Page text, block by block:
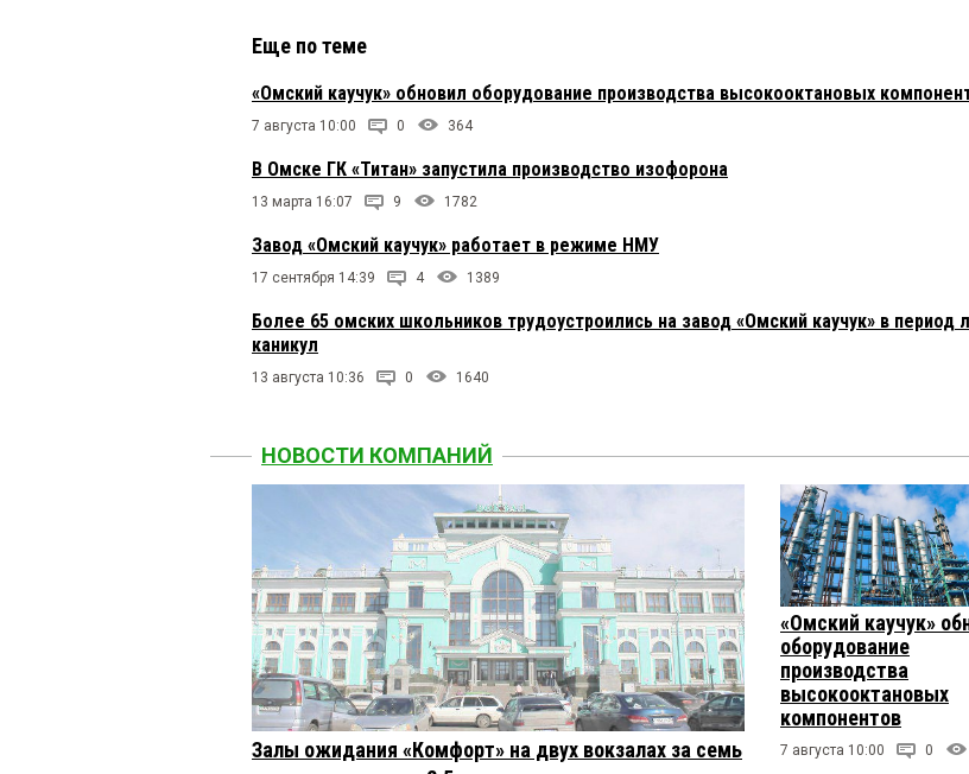
Еще по теме
«Омский каучук» обновил оборудование производства высокооктановых
7 августа 10:00 0 364
В Омске ГК «Титан» запустила производство изофорона
13 марта 16:07 9 1782
Завод «Омский каучук» работает в режиме НМУ
17 сентября 14:39 4 1389
Более 65 омских школьников трудоустроились на завод «Омский каучук» в период
каникул
13 августа 10:36 0 1640
НОВОСТИ КОМПАНИЙ
Залы ожидания «Комфорт» на двух вокзалах за семь
«Омский каучук»
оборудование
производства
высокооктановых
компонентов
7 августа 10:00 0